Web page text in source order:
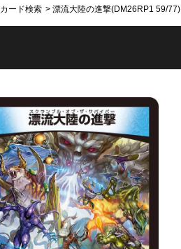
カード検索 漂流大陸の進撃(DM26RP1 59/77)